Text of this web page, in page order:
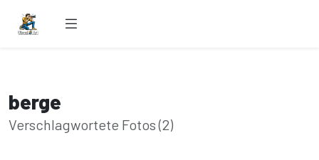
berge
Verschlagwortete Fotos (2)